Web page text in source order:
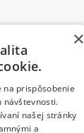
×
na prispôsobenie
návštevnosti.
našej stránky
a